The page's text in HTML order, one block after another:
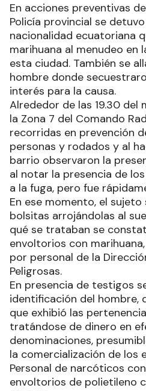
En acciones preventivas
Policía provincial se
nacionalidad ecuatoriana
marihuana al menudeo en
esta ciudad. También se
hombre donde
interés para la causa.
Alrededor de las 19.30 del
la Zona 7 del Comando
recorridas en prevención
personas y rodados y al
barrio observaron la
al notar la presencia de
a la fuga, pero fue
En ese momento, el
bolsitas arrojándolas al
qué se trataban se
envoltorios con
por personal de la
Peligrosas.
En presencia de testigos
identificación del hombre,
que exhibió las
tratándose de dinero en
denominaciones,
la comercialización de los
Personal de narcóticos
envoltorios de polietileno